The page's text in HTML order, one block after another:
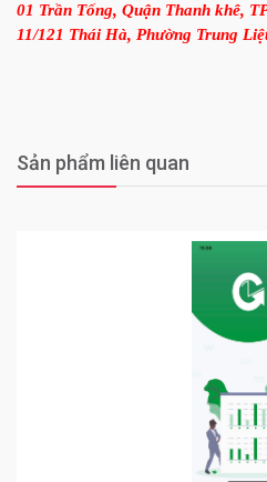
01 Trần Tống, Quận Thanh khê,
11/121 Thái Hà, Phường Trung
Sản phẩm liên quan
0